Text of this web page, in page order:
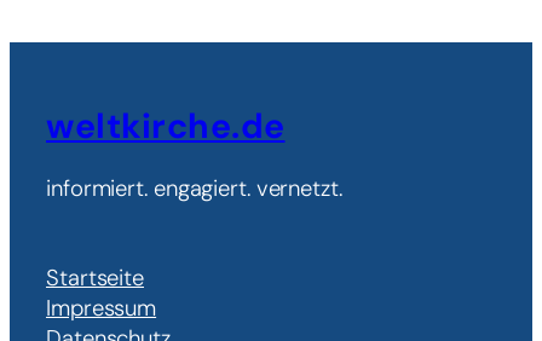
weltkirche.de
informiert. engagiert. vernetzt.
Startseite
Impressum